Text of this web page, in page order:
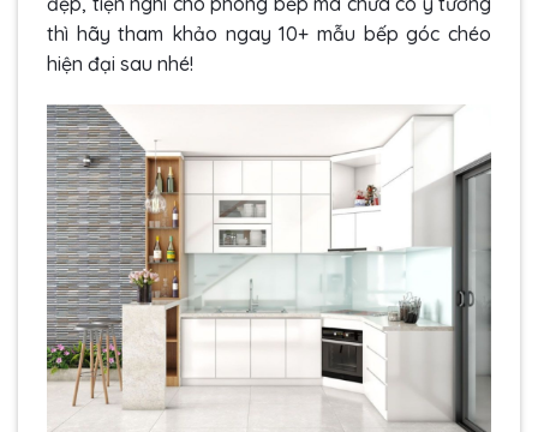
thì hãy tham khảo ngay 10+ mẫu bếp góc chéo
hiện đại sau nhé!